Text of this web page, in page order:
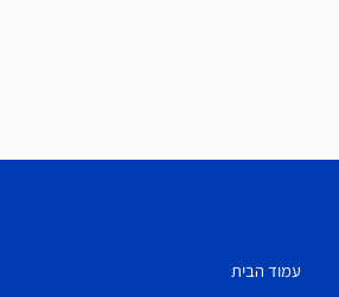
עמוד הבית